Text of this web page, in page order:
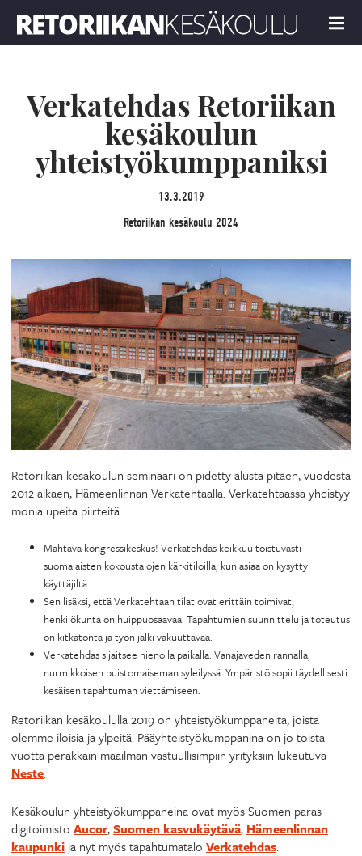
MENU
Verkatehdas Retoriikan
kesäkoulun
yhteistyökumppaniksi
13.3.2019
Retoriikan kesäkoulu 2024
Retoriikan kesäkoulun seminaari on pidetty alusta pitäen, vuodesta
2012 alkaen, Hämeenlinnan Verkatehtaalla. Verkatehtaassa yhdistyy
monia upeita piirteitä:
Mahtava kongressikeskus! Verkatehdas keikkuu toistuvasti
suomalaisten kokoustalojen kärkitiloilla, kun asiaa on kysytty
käyttäjiltä.
Sen lisäksi, että Verkatehtaan tilat ovat erittäin toimivat,
henkilökunta on huippuosaavaa. Tapahtumien suunnittelu ja toteutus
on kitkatonta ja työn jälki vakuuttavaa.
Verkatehdas sijaitsee hienolla paikalla: Vanajaveden rannalla,
nurmikkoisen puistomaiseman syleilyssä. Ympäristö sopii täydellisesti
kesäisen tapahtuman viettämiseen.
Retoriikan kesäkoululla 2019 on yhteistyökumppaneita, joista
olemme iloisia ja ylpeitä. Pääyhteistyökumppanina on jo toista
vuotta peräkkäin maailman vastuullisimpiin yrityksiin lukeutuva
Neste.
Kesäkoulun yhteistyökumppaneina ovat myös Suomen paras
digitoimisto Aucor,Suomen kasvukäytävä, Hämeenlinnan
kaupunki ja nyt myös tapahtumatalo Verkatehdas.